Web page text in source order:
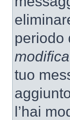
periodo
modifica
tuo
l’hai